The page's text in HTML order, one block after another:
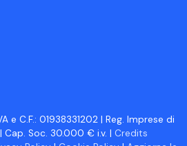
e C.F.: 01938331202 | Reg. Imprese di
Cap. Soc. 30.000 € i.v. | Credits